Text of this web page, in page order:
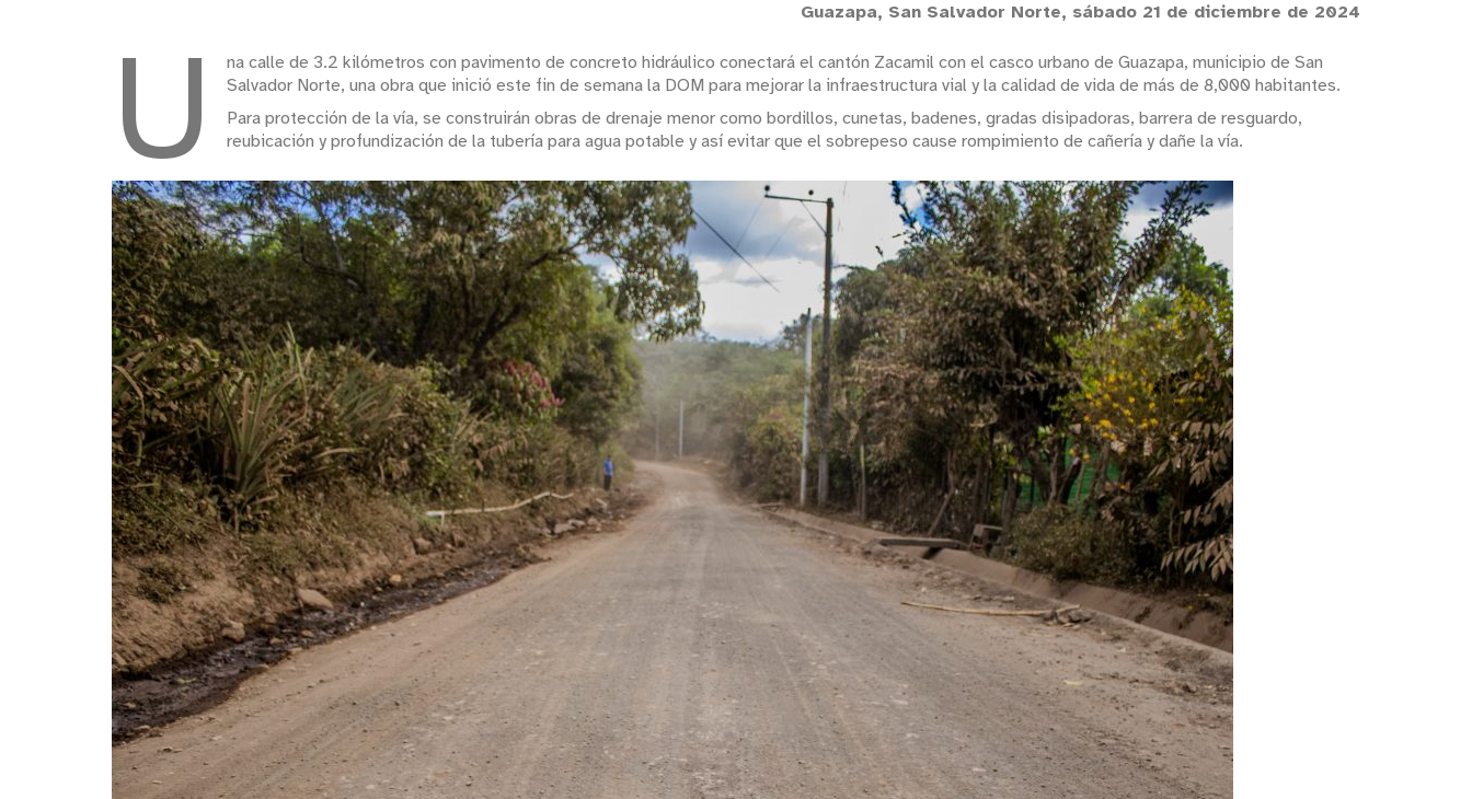
Guazapa, San Salvador Norte, sábado 21 de diciembre de 2024
U
na calle de 3.2 kilómetros con pavimento de concreto hidráulico conectará el cantón Zacamil con el casco urbano de Guazapa, municipio de San
Salvador Norte, una obra que inició este fin de semana la DOM para mejorar la infraestructura vial y la calidad de vida de más de 8,000 habitantes.
Para protección de la vía, se construirán obras de drenaje menor como bordillos, cunetas, badenes, gradas disipadoras, barrera de resguardo,
reubicación y profundización de la tubería para agua potable y así evitar que el sobrepeso cause rompimiento de cañería y dañe la vía.